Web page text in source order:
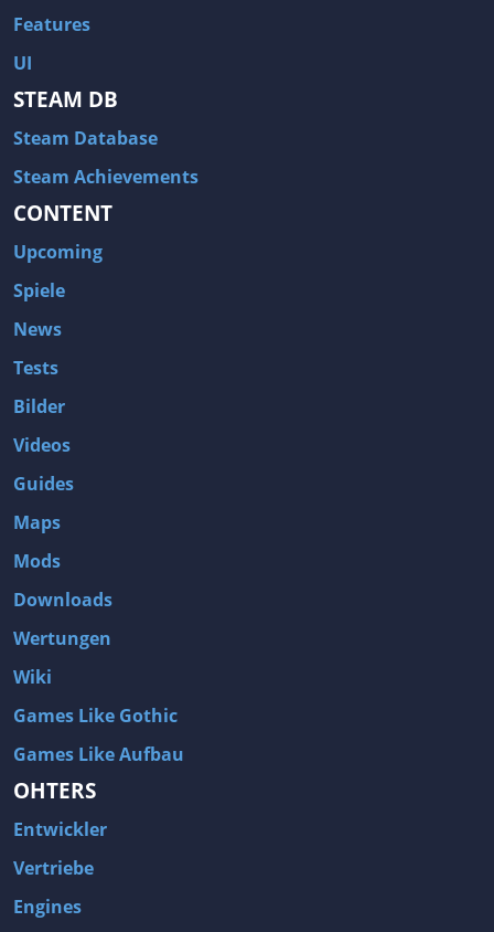
Features
UI
STEAM DB
Steam Database
Steam Achievements
CONTENT
Upcoming
Spiele
News
Tests
Bilder
Videos
Guides
Maps
Mods
Downloads
Wertungen
Wiki
Games Like Gothic
Games Like Aufbau
OHTERS
Entwickler
Vertriebe
Engines